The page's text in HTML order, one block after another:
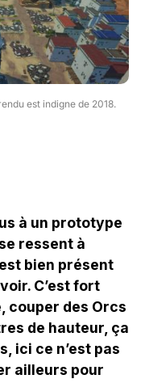
est indigne de 2018.
à un prototype
ressent à
bien présent
C’est fort
couper des Orcs
de hauteur, ça
ici ce n’est pas
ailleurs pour